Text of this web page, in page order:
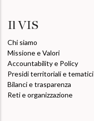
Il VIS
Chi siamo
Missione e Valori
Accountability e Policy
Presidi territoriali e tematici
Bilanci e trasparenza
Reti e organizzazione